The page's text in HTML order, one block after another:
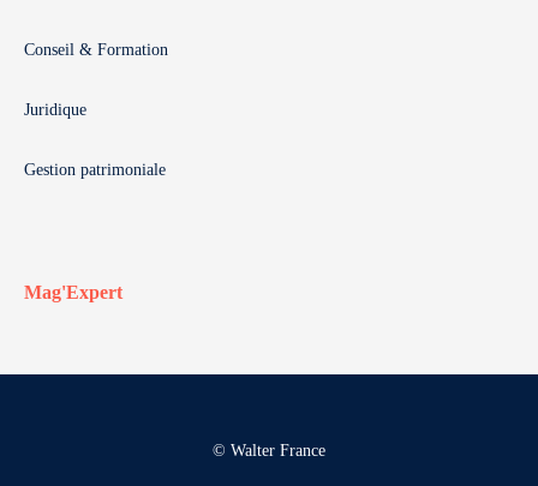
Conseil & Formation
Juridique
Gestion patrimoniale
Mag'Expert
© Walter France